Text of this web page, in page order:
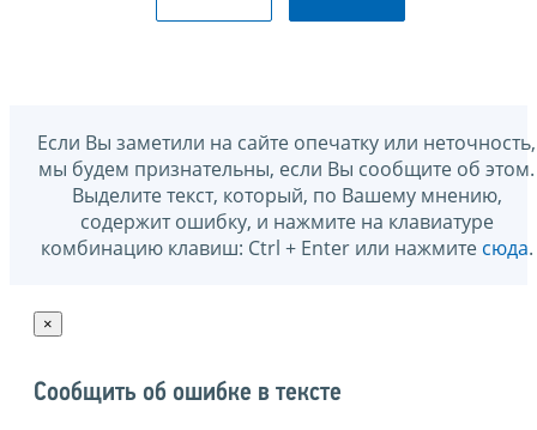
Если Вы заметили на сайте опечатку или неточность,
мы будем признательны, если Вы сообщите об этом.
Выделите текст, который, по Вашему мнению,
содержит ошибку, и нажмите на клавиатуре
комбинацию клавиш: Ctrl + Enter или нажмите сюда.
×
Сообщить об ошибке в тексте